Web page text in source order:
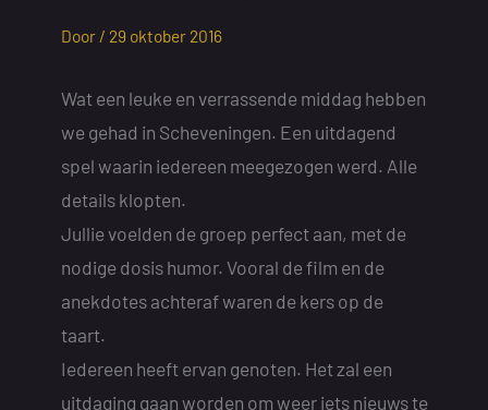
Door / 29 oktober 2016
Wat een leuke en verrassende middag hebben
we gehad in Scheveningen. Een uitdagend
spel waarin iedereen meegezogen werd. Alle
details klopten.
Jullie voelden de groep perfect aan, met de
nodige dosis humor. Vooral de film en de
anekdotes achteraf waren de kers op de
taart.
Iedereen heeft ervan genoten. Het zal een
uitdaging gaan worden om weer iets nieuws te